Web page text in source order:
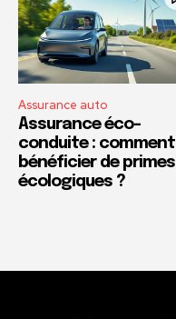
Assurance auto
Assurance éco-
conduite : comment
bénéficier de primes
écologiques ?